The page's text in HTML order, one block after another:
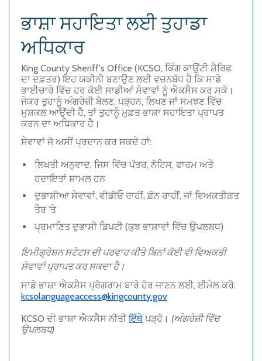
ਭਾਸ਼ਾ ਸਹਾਇਤਾ ਲਈ ਤੁਹਾਡਾ
ਅਧਿਕਾਰ
King County Sheriff's Office (KCSO, ਕਿੰਗ ਕਾਉਂਟੀ ਸ਼ੈਰਿਫ਼
ਦਾ ਦਫ਼ਤਰ) ਇਹ ਯਕੀਨੀ ਬਣਾਉਣ ਲਈ ਵਚਨਬੱਧ ਹੈ ਕਿ ਸਾਡੇ
ਭਾਈਚਾਰੇ ਵਿੱਚ ਹਰ ਕੋਈ ਸਾਡੀਆਂ ਸੇਵਾਵਾਂ ਨੂੰ ਐਕਸੈਸ ਕਰ ਸਕੇ।
ਜੇਕਰ ਤੁਹਾਨੂੰ ਅੰਗਰੇਜ਼ੀ ਬੋਲਣ, ਪੜ੍ਹਨ, ਲਿਖਣ ਜਾਂ ਸਮਝਣ ਵਿੱਚ
ਮੁਸ਼ਕਲ ਆਉਂਦੀ ਹੈ, ਤਾਂ ਤੁਹਾਨੂੰ ਮੁਫ਼ਤ ਭਾਸ਼ਾ ਸਹਾਇਤਾ ਪ੍ਰਾਪਤ
ਕਰਨ ਦਾ ਅਧਿਕਾਰ ਹੈ।
ਸੇਵਾਵਾਂ ਜੋ ਅਸੀਂ ਪ੍ਰਦਾਨ ਕਰ ਸਕਦੇ ਹਾਂ:
ਲਿਖਤੀ ਅਨੁਵਾਦ, ਜਿਸ ਵਿੱਚ ਪੱਤਰ, ਨੋਟਿਸ, ਫਾਰਮ ਅਤੇ
ਹਦਾਇਤਾਂ ਸ਼ਾਮਲ ਹਨ
ਦੁਭਾਸ਼ੀਆ ਸੇਵਾਵਾਂ, ਵੀਡੀਓ ਰਾਹੀਂ, ਫ਼ੋਨ ਰਾਹੀਂ, ਜਾਂ ਵਿਅਕਤੀਗਤ
ਤੌਰ 'ਤੇ
ਪ੍ਰਮਾਣਿਤ ਦੁਭਾਸ਼ੀ ਡਿਪਟੀ (ਕੁਝ ਭਾਸ਼ਾਵਾਂ ਵਿੱਚ ਉਪਲਬਧ)
ਇਮੀਗ੍ਰੇਸ਼ਨ ਸਟੇਟਸ ਦੀ ਪਰਵਾਹ ਕੀਤੇ ਬਿਨਾਂ ਕੋਈ ਵੀ ਵਿਅਕਤੀ
ਸੇਵਾਵਾਂ ਪ੍ਰਾਪਤ ਕਰ ਸਕਦਾ ਹੈ।
ਸਾਡੇ ਭਾਸ਼ਾ ਐਕਸੈਸ ਪ੍ਰੋਗਰਾਮ ਬਾਰੇ ਹੋਰ ਜਾਣਨ ਲਈ, ਈਮੇਲ ਕਰੋ:
kcsolanguageaccess@kingcounty.gov
KCSO ਦੀ ਭਾਸ਼ਾ ਐਕਸੈਸ ਨੀਤੀਇੱਥੇ ਪੜ੍ਹੋ। (ਅੰਗਰੇਜ਼ੀ ਵਿੱਚ
ਉਪਲਬਧ)